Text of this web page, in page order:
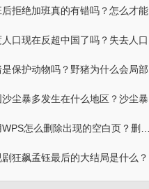
绝加班真的有错吗？怎么才能拒绝下班后的工作量？
现在反超中国了吗？失去人口第一大国的地位中国还有没有优势？
保护动物吗？野猪为什么会局部的泛滥？
暴多发生在什么地区？沙尘暴一般出现在哪个季节？
怎么删除出现的空白页？删除word文档空白页详细方法介绍
飙孟钰最后的大结局是什么？狂飙安欣父母的死是什么原因？